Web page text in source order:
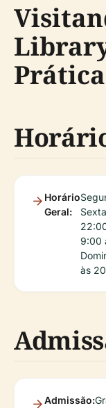
Horário
Geral:
9:00
às
Admissão: